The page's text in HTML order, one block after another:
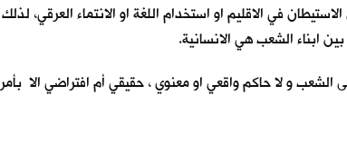
في الاقليم او استخدام اللغة او الانتماء
ابناء الشعب هي الانسانية.
الشعب و لا حاكم واقعي او معنوي ، حقيقي أم افتراضي الا